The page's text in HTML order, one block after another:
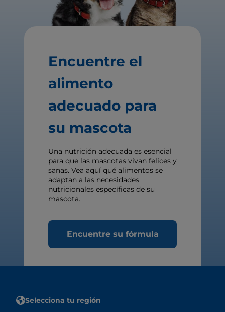
Encuentre el
alimento
adecuado para
su mascota
Una nutrición adecuada es esencial
para que las mascotas vivan felices y
sanas. Vea aquí qué alimentos se
adaptan a las necesidades
nutricionales específicas de su
mascota.
Encuentre su fórmula
Selecciona tu región